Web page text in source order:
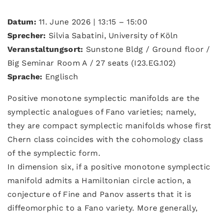
Datum: 11. June 2026 | 13:15 – 15:00
Sprecher: Silvia Sabatini, University of Köln
Veranstaltungsort: Sunstone Bldg / Ground floor /
Big Seminar Room A / 27 seats (I23.EG.102)
Sprache: Englisch
Positive monotone symplectic manifolds are the
symplectic analogues of Fano varieties; namely,
they are compact symplectic manifolds whose first
Chern class coincides with the cohomology class
of the symplectic form.
In dimension six, if a positive monotone symplectic
manifold admits a Hamiltonian circle action, a
conjecture of Fine and Panov asserts that it is
diffeomorphic to a Fano variety. More generally,